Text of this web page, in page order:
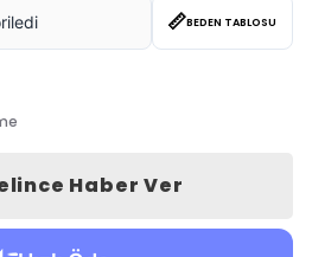
📏BEDEN TABLOSU
Haber Ver